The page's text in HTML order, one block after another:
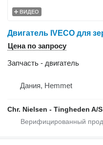
ВИДЕО
Цена по запросу
Запчасть - двигатель
Дания, Hemmet
Chr. Nielsen - Tingheden A/S